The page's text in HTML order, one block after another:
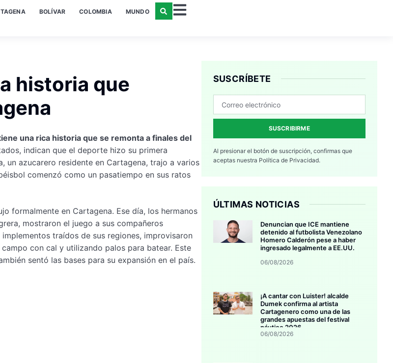
BOLÍVAR COLOMBIA MUNDO
historia que
una rica historia que se remonta a finales del
indican que el deporte hizo su primera
un azucarero residente en Cartagena, trajo a varios
comenzó como un pasatiempo en sus ratos
formalmente en Cartagena. Ese día, los hermanos
mostraron el juego a sus compañeros
traídos de sus regiones, improvisaron
con cal y utilizando palos para batear. Este
sentó las bases para su expansión en el país.
SUSCRÍBETE
SUSCRIBIRME
Al presionar el botón de suscripción, confirmas que
aceptas nuestra Política de Privacidad.
ÚLTIMAS NOTICIAS
Denuncian que ICE mantiene
detenido al futbolista Venezolano
Homero Calderón pese a haber
ingresado legalmente a EE.UU.
06/08/2026
¡A cantar con Luister! alcalde
Dumek confirma al artista
Cartagenero como una de las
grandes apuestas del festival
náutico 2026
06/08/2026